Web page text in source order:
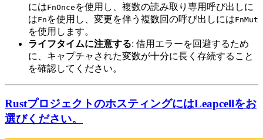
にはFnOnce を使用し、複数の読み取り専用呼び出しに
はFn を使用し、変更を伴う複数回の呼び出しにはFnMut
を使用します。
ライフタイムに注意する: 借用エラーを回避するため
に、キャプチャされた変数が十分に長く存続すること
を確認してください。
RustプロジェクトのホスティングにはLeapcellをお
選びください。